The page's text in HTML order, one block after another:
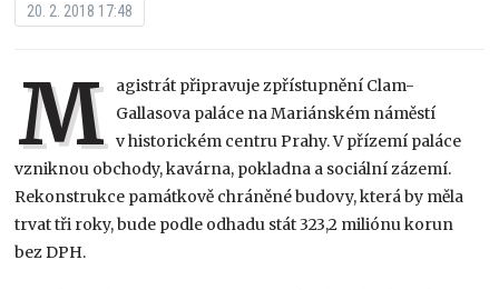
20. 2. 2018 17:48
M agistrát připravuje zpřístupnění Clam-
Gallasova paláce na Mariánském náměstí
v historickém centru Prahy. V přízemí paláce
vzniknou obchody, kavárna, pokladna a sociální zázemí.
Rekonstrukce památkově chráněné budovy, která by měla
trvat tři roky, bude podle odhadu stát 323,2 miliónu korun
bez DPH.